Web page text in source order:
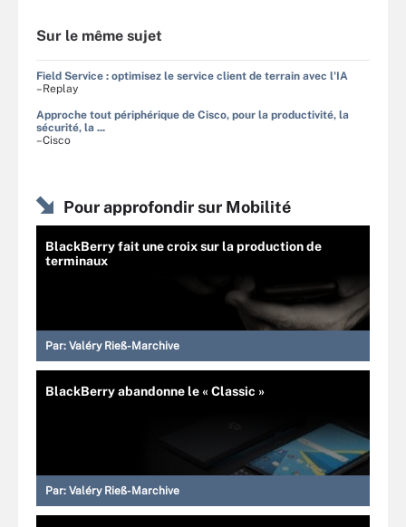
Sur le même sujet
Field Service : optimisez le service client de terrain avec l'IA
–Replay
Approche tout périphérique de Cisco, pour la productivité, la
sécurité, la ...
–Cisco
Pour approfondir sur Mobilité
BlackBerry fait une croix sur la production de
terminaux
Par: Valéry Rieß-Marchive
BlackBerry abandonne le « Classic »
Par: Valéry Rieß-Marchive